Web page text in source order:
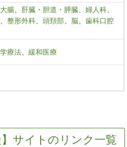
大腸 肝臓・胆道・膵臓 、婦人科
、整形外科 、頭頚部 脳 、歯科口腔
療法 、緩和医療
】サイトのリンク一覧